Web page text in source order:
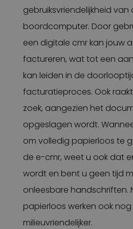
gebruiksvriendelijkheid van
boordcomputer. Door
een digitale cmr kan jouw
factureren, wat tot een
kan leiden in de
facturatieproces. Ook
zoek, aangezien het
opgeslagen wordt.
om volledig papierloos te
de e-cmr, weet u ook dat
wordt en bent u geen tijd
onleesbare handschriften.
papierloos werken ook
milieuvriendelijker.